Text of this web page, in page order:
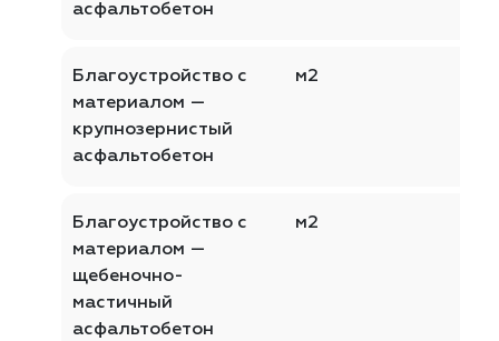
асфальтобетон
Благоустройство с
материалом —
крупнозернистый
асфальтобетон
м2
Благоустройство с
материалом —
щебеночно-
мастичный
асфальтобетон
м2